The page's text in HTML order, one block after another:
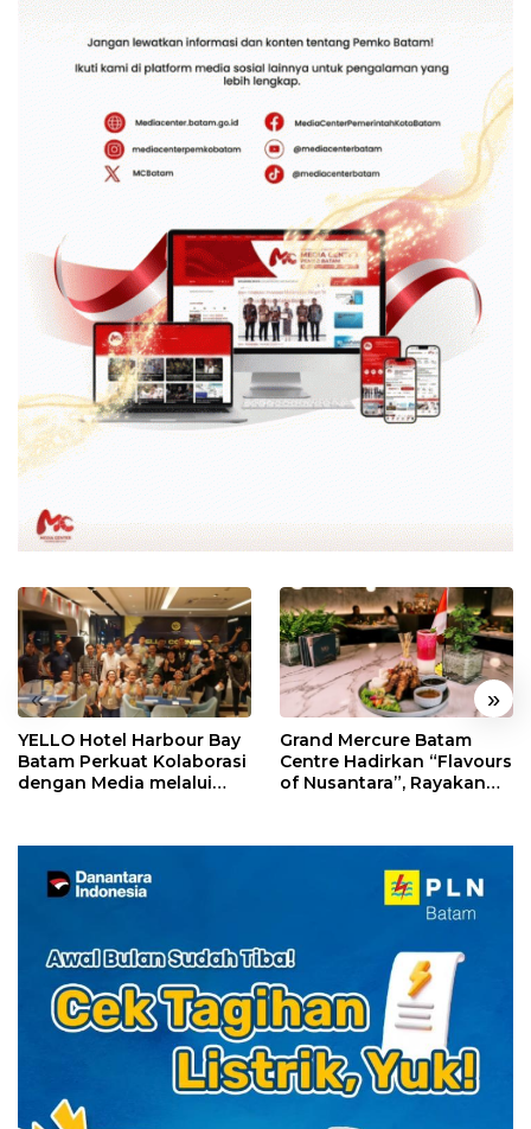
« »
YELLO Hotel Harbour Bay
Batam Perkuat Kolaborasi
dengan Media melalui
Grand Mercure Batam
Centre Hadirkan “Flavours
of Nusantara”, Rayakan